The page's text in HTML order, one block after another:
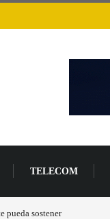
TELECOM